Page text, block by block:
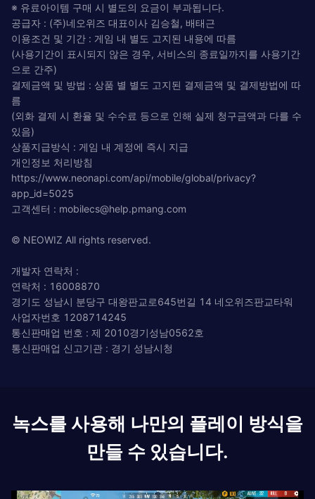
※ 유료아이템 구매 시 별도의 요금이 부과됩니다.
공급자 : (주)네오위즈 대표이사 김승철, 배태근
이용조건 및 기간 : 게임 내 별도 고지된 내용에 따름
(사용기간이 표시되지 않은 경우, 서비스의 종료일까지를 사용기간
으로 간주)
결제금액 및 방법 : 상품 별 별도 고지된 결제금액 및 결제방법에 따
름
(외화 결제 시 환율 및 수수료 등으로 인해 실제 청구금액과 다를 수
있음)
상품지급방식 : 게임 내 계정에 즉시 지급
개인정보 처리방침
https://www.neonapi.com/api/mobile/global/privacy?
app_id=5025
고객센터 : mobilecs@help.pmang.com
© NEOWIZ All rights reserved.
개발자 연락처 :
연락처 : 16008870
경기도 성남시 분당구 대왕판교로645번길 14 네오위즈판교타워
사업자번호 1208714245
통신판매업 번호 : 제 2010경기성남0562호
통신판매업 신고기관 : 경기 성남시청
녹스를 사용해 나만의 플레이 방식을
만들 수 있습니다.